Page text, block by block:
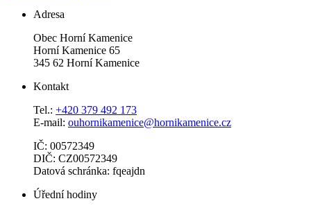
Adresa
Obec Horní Kamenice
Horní Kamenice 65
345 62 Horní Kamenice
Kontakt
Tel.: +420 379 492 173
E-mail: ouhornikamenice@hornikamenice.cz
IČ: 00572349
DIČ: CZ00572349
Datová schránka: fqeajdn
Úřední hodiny